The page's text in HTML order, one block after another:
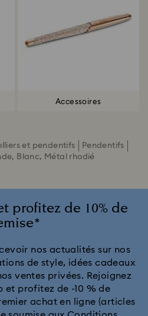
Accessoires
et pendentifs
Pendentifs
Blanc, Métal rhodié
profitez de 10% de
nos actualités sur nos
de style, idées cadeaux
ventes privées. Rejoignez
et profitez de -10 % de
achat en ligne (articles